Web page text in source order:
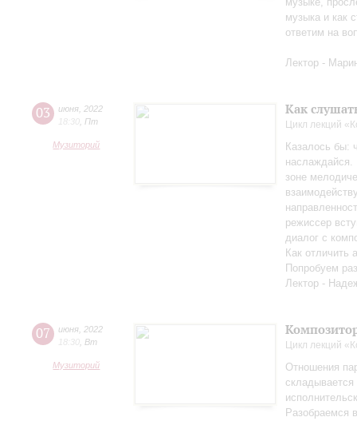
музыка и как
ответим на
Лектор -
03 июня 2022
18:30 Пт
Музиторий
Как
Цикл лекций
Казалось бы:
наслаждайся.
зоне
режиссер
диалог с
Как отличить
Попробуем
Лектор -
07 июня 2022
18:30 Вт
Музиторий
Цикл лекций
Отношения
Разобраемся